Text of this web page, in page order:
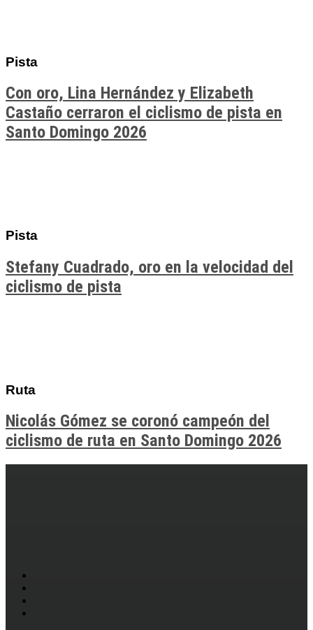
Pista
Con oro, Lina Hernández y Elizabeth
Castaño cerraron el ciclismo de pista en
Santo Domingo 2026
Pista
Stefany Cuadrado, oro en la velocidad del
ciclismo de pista
Ruta
Nicolás Gómez se coronó campeón del
ciclismo de ruta en Santo Domingo 2026